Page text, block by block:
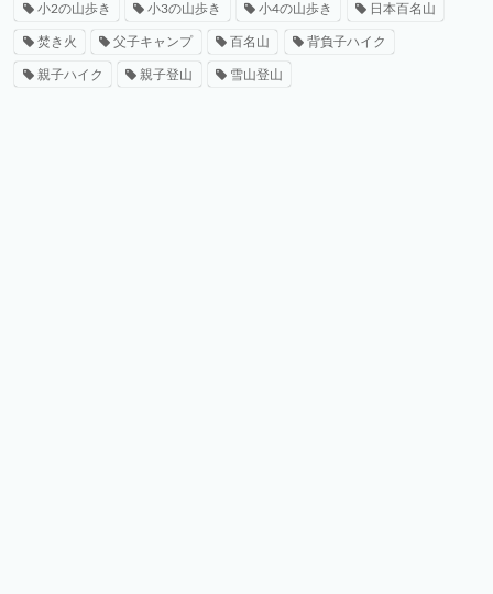
小2の山歩き 小3の山歩き 小4の山歩き 日本百名山
焚き火 父子キャンプ 百名山 背負子ハイク
親子ハイク 親子登山 雪山登山